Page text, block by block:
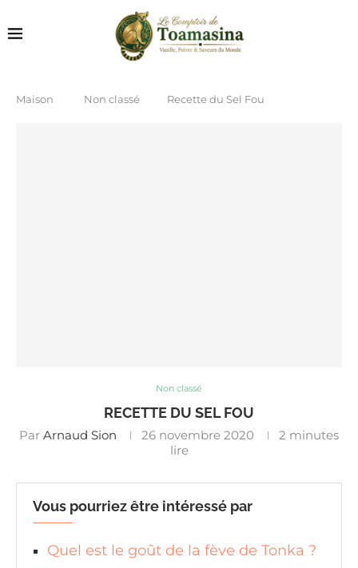
Maison Non classé Recette du Sel Fou
Non classé
RECETTE DU SEL FOU
Par Arnaud Sion 26 novembre 2020
2 minutes
lire
Vous pourriez être intéressé par
Quel est le goût de la fève de Tonka ?